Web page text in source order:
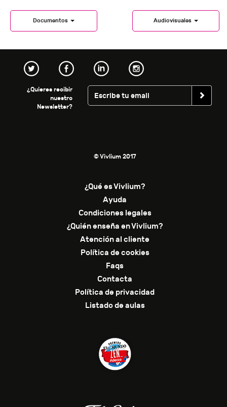
Documentos Audiovisuales
¿Quieres recibir
nuestro
Newsletter?
© Vivlium 2017
¿Qué es Vivlium?
Ayuda
Condiciones legales
¿Quién enseña en Vivlium?
Atención al cliente
Política de cookies
Faqs
Contacta
Política de privacidad
Listado de aulas